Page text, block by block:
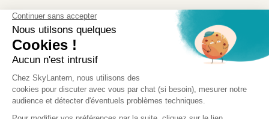
A Propos
Qui sommes-nous
Conditions générales de Vente
Mentions légales
Politique Antispam